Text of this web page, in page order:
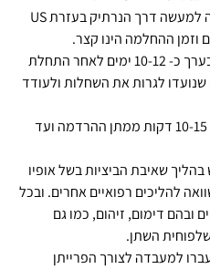
ומפחידה, אבל ההליך נעשה למעשה דרך הנרתיק בעזרת US
וזמן ההחלמה הינו קצר.
שאיבת הביציות מתרחשת בערך כ- 10-12 ימים לאחר התחלת
שנועדו לגרות את השחלות ולעודד
ההליך נמשך בדרך כלל רק 10-15 דקות ממתן ההרדמה ועד
שאיבת הביציות בשל אופיו
להליכים רפואיים אחרים. ובכל
ובהם דימום, זיהום, כמו גם
השתן.
למעבדה לצורך הפרייתן